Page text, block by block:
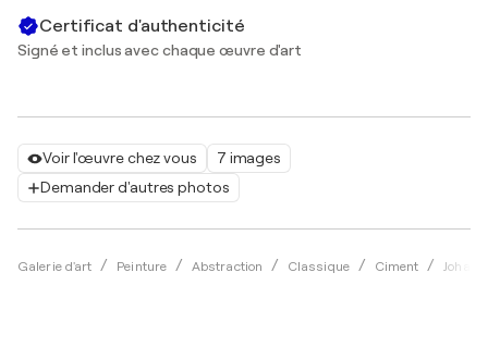
Voir l'œuvre chez vous
7 images
Demander d'autres photos
Galerie d'art Peinture Abstraction Classique Ciment Johan
Certificat d'authenticité
Signé et inclus avec chaque œuvre d'art